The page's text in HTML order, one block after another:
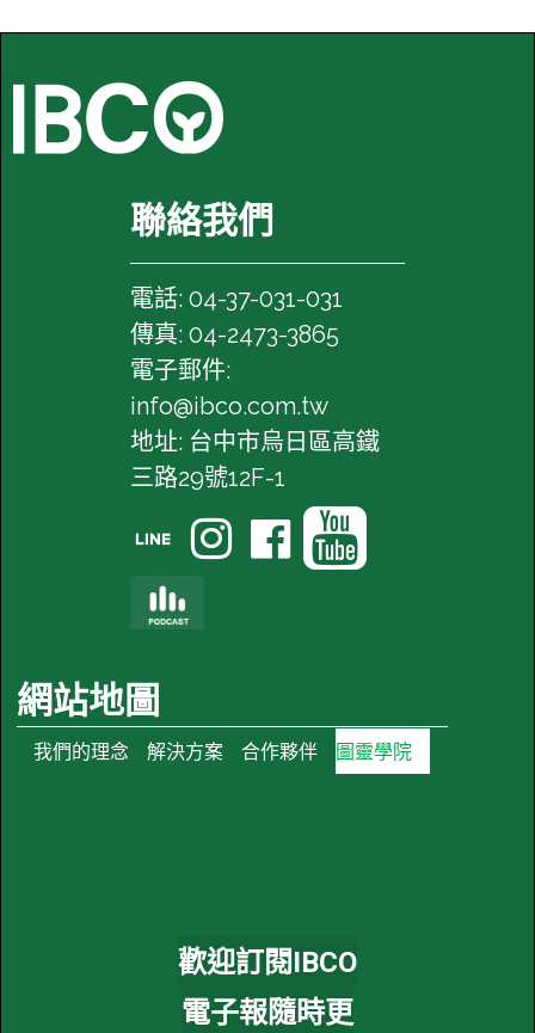
聯絡我們
電話: 04-37-031-031
傳真: 04-2473-3865
電子郵件:
info@ibco.com.tw
地址: 台中市烏日區高鐵
三路29號12F-1
   
網站地圖
我們的理念 解決方案 合作夥伴 圖靈學院
歡迎訂閱IBCO
電子報隨時更